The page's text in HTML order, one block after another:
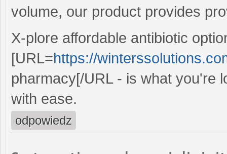
volume, our product provides
X-plore affordable antibiotic
[URL=https://
pharmacy[/URL - is what you're
with ease.
odpowiedz